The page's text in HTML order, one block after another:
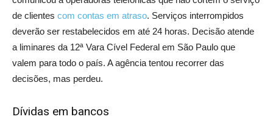
de clientes com contas em atraso. Serviços interrompidos
deverão ser restabelecidos em até 24 horas. Decisão atende
a liminares da 12ª Vara Cível Federal em São Paulo que
valem para todo o país. A agência tentou recorrer das
decisões, mas perdeu.
Dívidas em bancos